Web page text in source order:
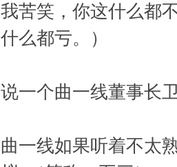
我苦笑，你这什么都
什么都亏。）
说一个曲一线董事长
曲一线如果听着不太